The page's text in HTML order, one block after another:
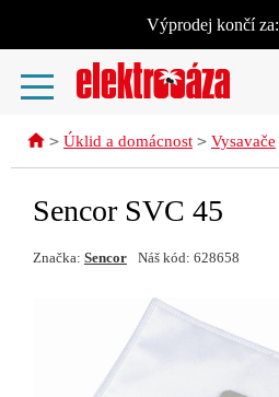
Výprodej končí za:
> Úklid a domácnost > Vysavače
Sencor SVC 45
Značka: Sencor Náš kód: 628658